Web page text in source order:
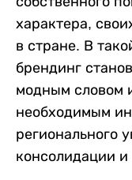
характера,
в стране. В
брендинг
модным словом
необходимым
регионального
консолидации и